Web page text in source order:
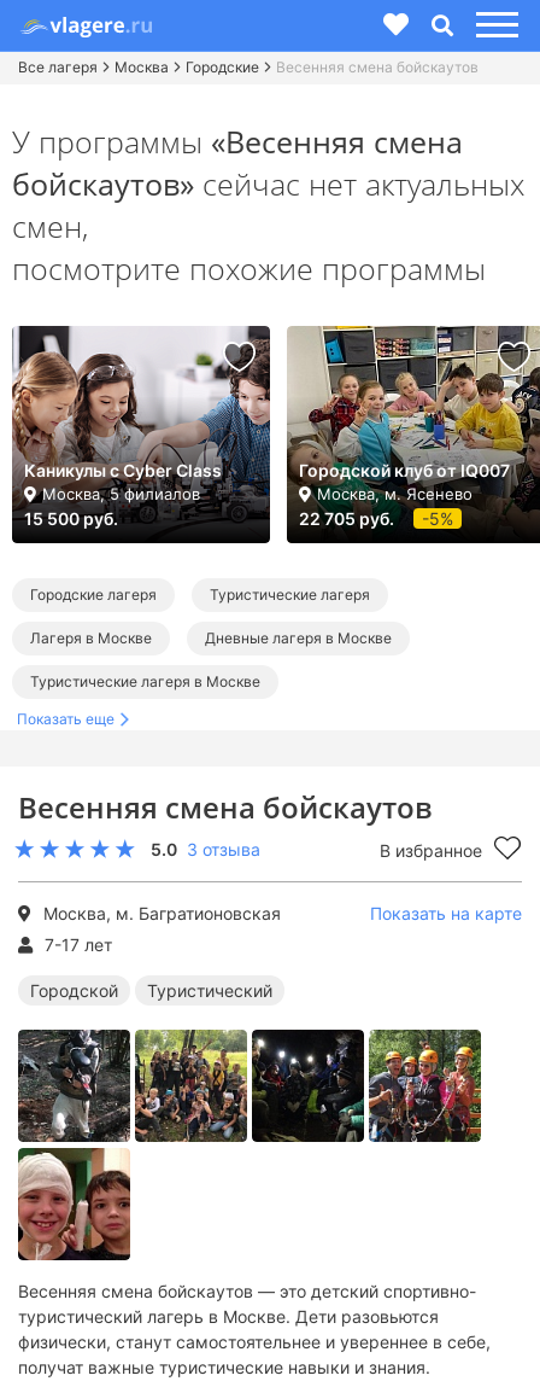
Все лагеря Москва Городские Весенняя смена бойскаутов
Весенняя смена бойскаутов
5.0 3 отзыва В избранное
Москва, м. Багратионовская
Показать на карте
7-17 лет
Городской Туристический
Весенняя смена бойскаутов — это детский спортивно-
туристический лагерь в Москве. Дети разовьются
физически, станут самостоятельнее и увереннее в себе,
получат важные туристические навыки и знания.
У программы «Весенняя смена
бойскаутов» сейчас нет актуальных
смен,
посмотрите похожие программы
Каникулы с Cyber Class
Москва, 5 филиалов
15 500 руб.
Городской клуб от IQ007
Москва, м. Ясенево
22 705 руб. -5%
Городские лагеря Туристические лагеря
Лагеря в Москве Дневные лагеря в Москве
Туристические лагеря в Москве
Показать еще